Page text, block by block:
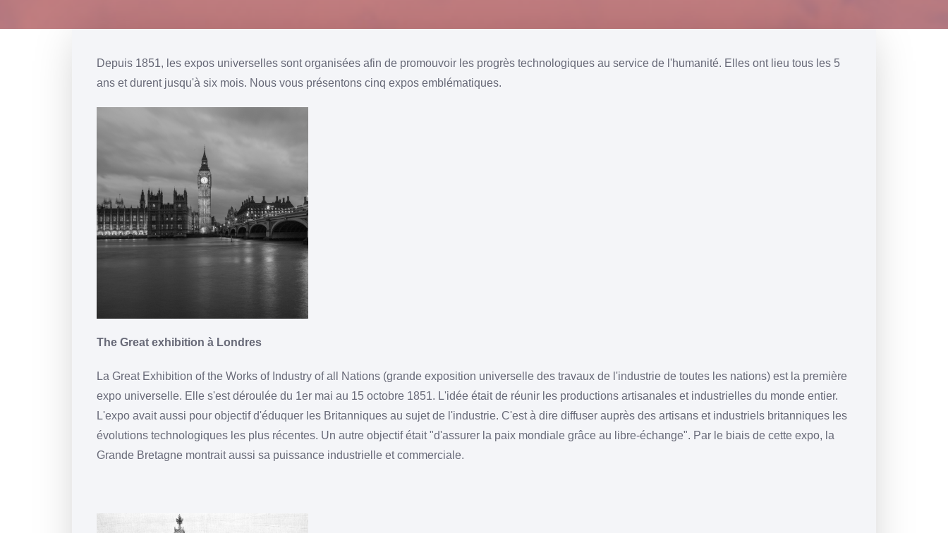
Depuis 1851, les expos universelles sont organisées afin de promouvoir les progrès technologiques au service de l'humanité. Elles ont lieu tous les 5
ans et durent jusqu'à six mois. Nous vous présentons cinq expos emblématiques.
The Great exhibition à Londres
La Great Exhibition of the Works of Industry of all Nations (grande exposition universelle des travaux de l'industrie de toutes les nations) est la première
expo universelle. Elle s'est déroulée du 1er mai au 15 octobre 1851. L'idée était de réunir les productions artisanales et industrielles du monde entier.
L'expo avait aussi pour objectif d'éduquer les Britanniques au sujet de l'industrie. C'est à dire diffuser auprès des artisans et industriels britanniques les
évolutions technologiques les plus récentes. Un autre objectif était "d'assurer la paix mondiale grâce au libre-échange". Par le biais de cette expo, la
Grande Bretagne montrait aussi sa puissance industrielle et commerciale.